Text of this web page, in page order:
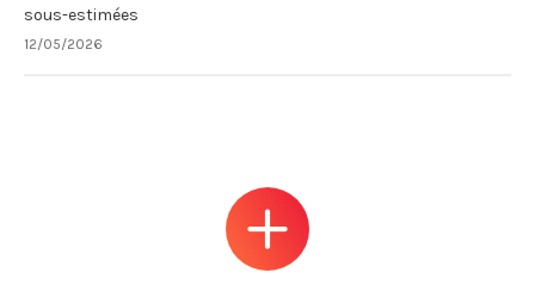
sous-estimées
12/05/2026